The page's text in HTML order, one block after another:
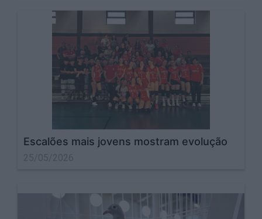
Escalões mais jovens mostram evolução